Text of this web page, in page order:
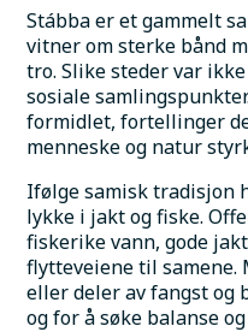
Stábba er et gammelt
vitner om sterke bånd
tro. Slike steder var
sosiale
formidlet, fortellinger
menneske og natur
Ifølge samisk tradisjon
lykke i jakt og fiske.
fiskerike vann, gode
flytteveiene til samene.
eller deler av fangst og
og for å søke balanse